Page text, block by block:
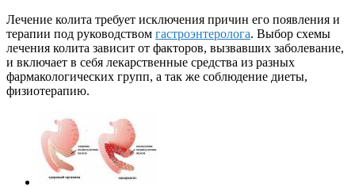
Лечение колита требует исключения причин его появления и
терапии под руководством гастроэнтеролога. Выбор схемы
лечения колита зависит от факторов, вызвавших заболевание,
и включает в себя лекарственные средства из разных
фармакологических групп, а так же соблюдение диеты,
физиотерапию.